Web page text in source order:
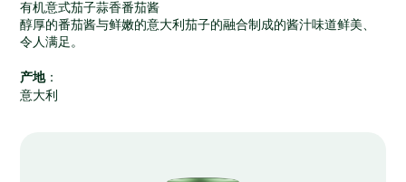
有机意式茄子蒜香番茄酱
醇厚的番茄酱与鲜嫩的意大利茄子的融合制成的酱汁味道鲜美、
令人满足。
产地：
意大利